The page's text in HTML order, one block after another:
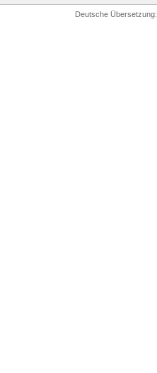
Deutsche Übersetzung: